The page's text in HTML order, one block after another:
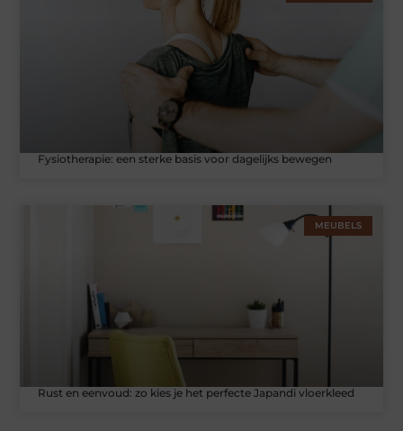
Fysiotherapie: een sterke basis voor dagelijks bewegen
MEUBELS
Rust en eenvoud: zo kies je het perfecte Japandi vloerkleed